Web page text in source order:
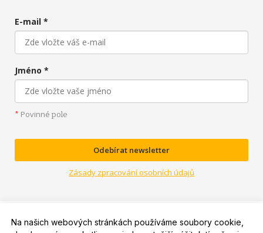
Na našich webových stránkách používáme soubory cookie,
E-mail *
Jméno *
* Povinné pole
Odebírat newsletter
Zásady zpracování osobních údajů